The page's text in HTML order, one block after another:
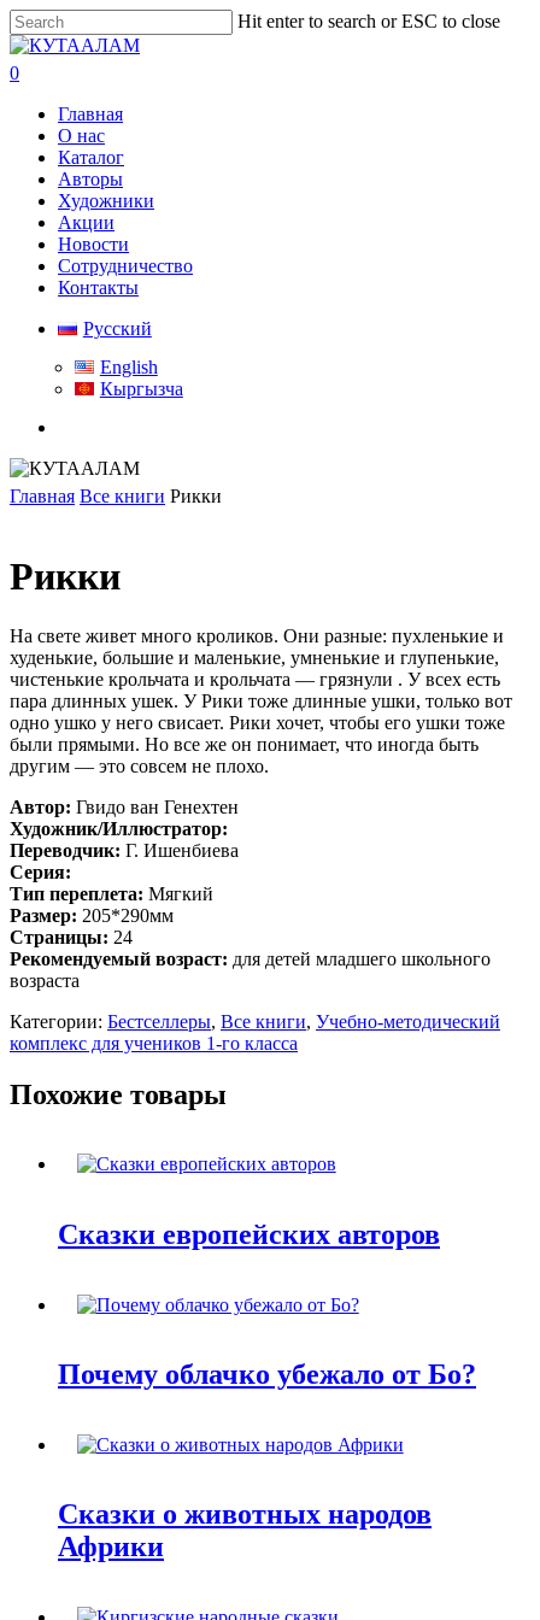
Skip
to
main
content
Hit enter to search or ESC to close
Close
Search
search
0
Главная
О нас
Каталог
Авторы
Художники
Акции
Новости
Сотрудничество
Контакты
Русский
English
Кыргызча
Главная Все книги Рикки
Рикки
На свете живет много кроликов. Они разные: пухленькие и
худенькие, большие и маленькие, умненькие и глупенькие,
чистенькие крольчата и крольчата — грязнули . У всех есть
пара длинных ушек. У Рики тоже длинные ушки, только вот
одно ушко у него свисает. Рики хочет, чтобы его ушки тоже
были прямыми. Но все же он понимает, что иногда быть
другим — это совсем не плохо.
Автор: Гвидо ван Генехтен
Художник/Иллюстратор:
Переводчик: Г. Ишенбиева
Серия:
Тип переплета: Мягкий
Размер: 205*290мм
Страницы: 24
Рекомендуемый возраст: для детей младшего школьного
возраста
Категории: Бестселлеры, Все книги, Учебно-методический
комплекс для учеников 1-го класса
Похожие товары
Сказки европейских авторов
Почему облачко убежало от Бо?
Сказки о животных народов
Африки